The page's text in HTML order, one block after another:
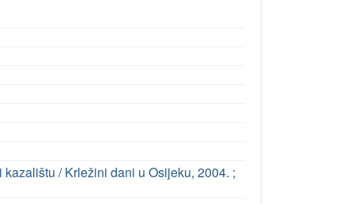
/ Krležini dani u Osijeku, 2004. ;